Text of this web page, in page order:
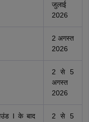
जुलाई
2026
2 अगस्त
2026
2 से 5
अगस्त
2026
I के बाद
2 से 5